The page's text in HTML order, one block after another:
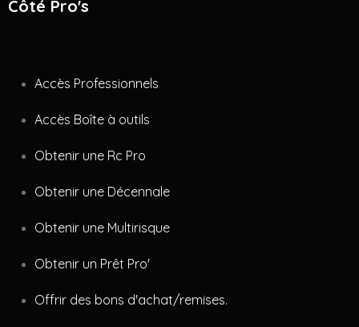
Côté Pro's
Accès Professionnels
Accès Boîte à outils
Obtenir une Rc Pro
Obtenir une Décennale
Obtenir une Multirisque
Obtenir un Prêt Pro'
Offrir des bons d'achat/remises.